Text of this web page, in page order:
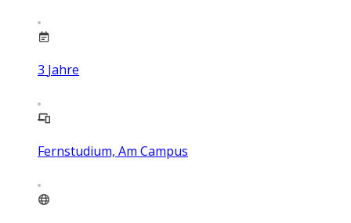
3 Jahre
Fernstudium, Am Campus